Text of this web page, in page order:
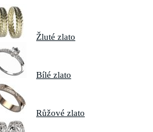
Žluté zlato
Bílé zlato
Růžové zlato